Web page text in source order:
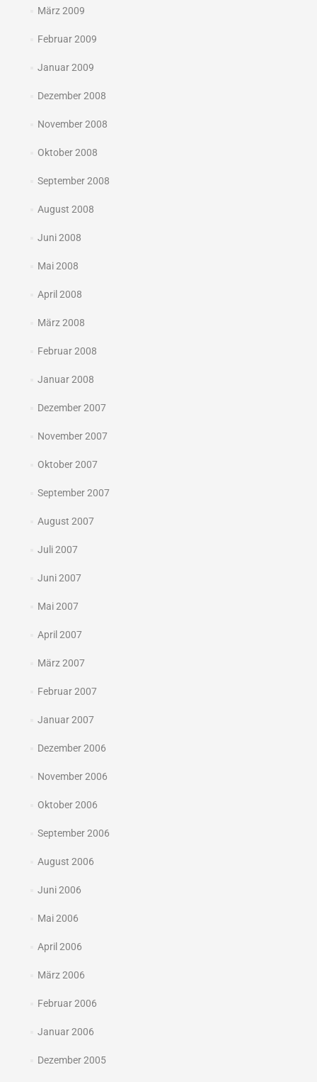
März 2009
Februar 2009
Januar 2009
Dezember 2008
November 2008
Oktober 2008
September 2008
August 2008
Juni 2008
Mai 2008
April 2008
März 2008
Februar 2008
Januar 2008
Dezember 2007
November 2007
Oktober 2007
September 2007
August 2007
Juli 2007
Juni 2007
Mai 2007
April 2007
März 2007
Februar 2007
Januar 2007
Dezember 2006
November 2006
Oktober 2006
September 2006
August 2006
Juni 2006
Mai 2006
April 2006
März 2006
Februar 2006
Januar 2006
Dezember 2005